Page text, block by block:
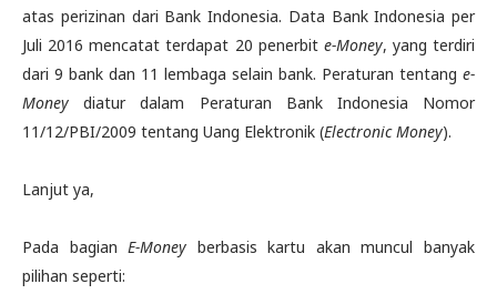
atas perizinan dari Bank Indonesia. Data Bank Indonesia per
Juli 2016 mencatat terdapat 20 penerbit e-Money, yang terdiri
dari 9 bank dan 11 lembaga selain bank. Peraturan tentang e-
Money diatur dalam Peraturan Bank Indonesia Nomor
11/12/PBI/2009 tentang Uang Elektronik (Electronic Money).
Lanjut ya,
Pada bagianE-Money berbasis kartu akan muncul banyak
pilihan seperti: